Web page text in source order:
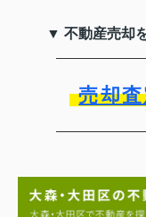
▼ 不動産売却
売却